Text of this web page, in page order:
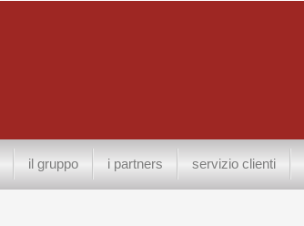
il gruppo i partners servizio clienti